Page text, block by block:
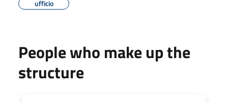
ufficio
People who make up the
structure